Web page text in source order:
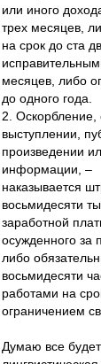
или иного
трех месяцев,
на срок до ста
месяцев, либо
до одного года.
2.
выступлении,
произведении
информации, –
наказывается
восьмидесяти
заработной
осужденного за
либо
восьмидесяти
работами на
ограничением
Думаю все будет